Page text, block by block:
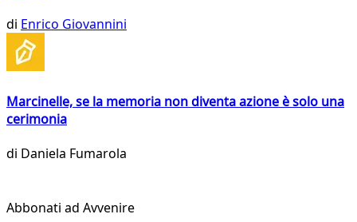
di Enrico Giovannini
Marcinelle, se la memoria non diventa azione è solo una
cerimonia
di Daniela Fumarola
Abbonati ad Avvenire